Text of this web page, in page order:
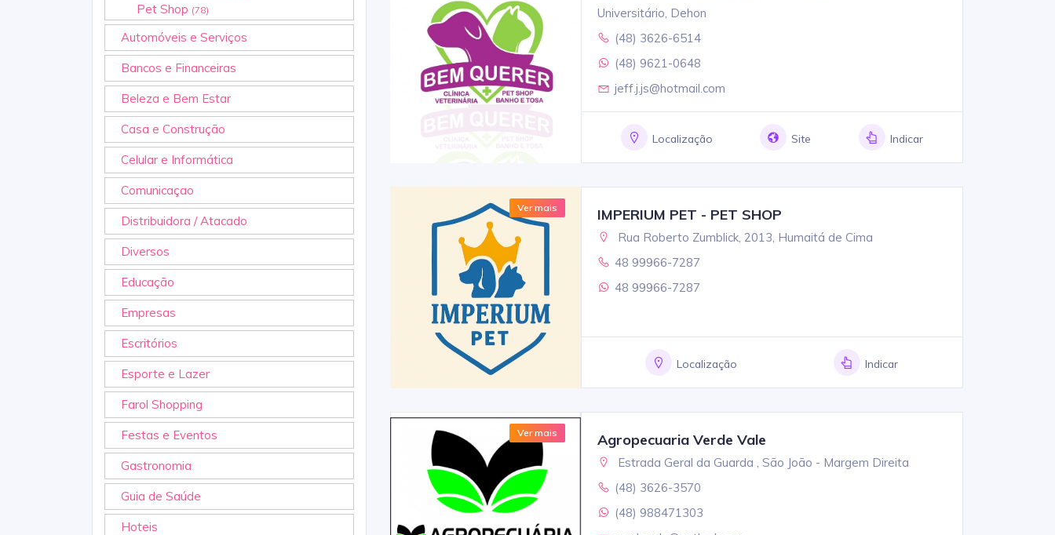
Pet Shop (78)
Automóveis e Serviços
Bancos e Financeiras
Beleza e Bem Estar
Casa e Construção
Celular e Informática
Comunicaçao
Distribuidora / Atacado
Diversos
Educação
Empresas
Escritórios
Esporte e Lazer
Farol Shopping
Festas e Eventos
Gastronomia
Guia de Saúde
Hoteis
Universitário, Dehon
(48) 3626-6514
(48) 9621-0648
jeff.j.js@hotmail.com
Localização Site Indicar
Ver mais IMPERIUM PET - PET SHOP
Rua Roberto Zumblick, 2013, Humaitá de Cima
48 99966-7287
48 99966-7287
Localização Indicar
Ver mais Agropecuaria Verde Vale
Estrada Geral da Guarda , São João - Margem Direita
(48) 3626-3570
(48) 988471303